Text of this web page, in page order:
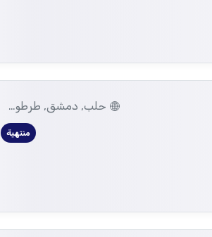
حلب, دمشق, طرطوس, ريف دمشق, ديرالزور, درعا, السويداء, القنيطرة, اللاذقية, الرقة, حمص, الحسكة, حماة, ادلب
منتهية